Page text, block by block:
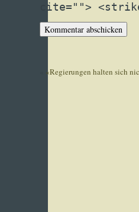
cite="">
«Regierungen halten sich